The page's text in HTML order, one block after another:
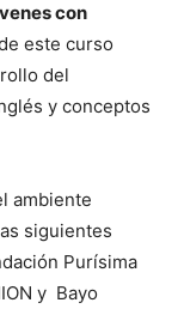
con
este curso
del
y conceptos
ambiente
siguientes
Purísima
y Bayo